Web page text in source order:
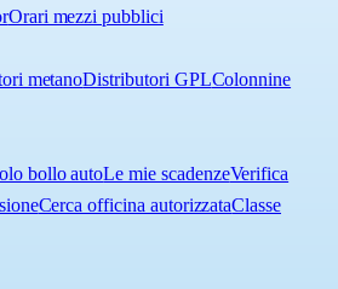
Orari mezzi pubblici
metanoDistributori GPLColonnine
bollo autoLe mie scadenzeVerifica
Cerca officina autorizzataClasse